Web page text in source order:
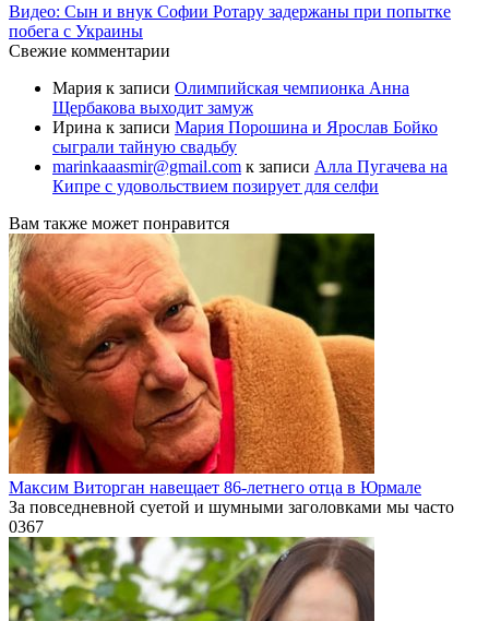
Видео: Сын и внук Софии Ротару задержаны при попытке
побега с Украины
Свежие комментарии
Мария к записи Олимпийская чемпионка Анна
Щербакова выходит замуж
Ирина к записи Мария Порошина и Ярослав Бойко
сыграли тайную свадьбу
marinkaaasmir@gmail.com к записи Алла Пугачева на
Кипре с удовольствием позирует для селфи
Вам также может понравится
Максим Виторган навещает 86-летнего отца в Юрмале
За повседневной суетой и шумными заголовками мы часто
0367